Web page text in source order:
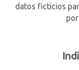
datos ficticios